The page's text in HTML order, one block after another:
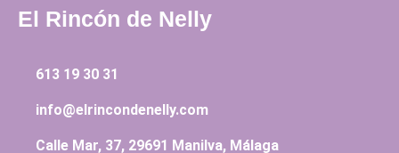
El Rincón de Nelly
613 19 30 31
info@elrincondenelly.com
Calle Mar, 37, 29691 Manilva, Málaga